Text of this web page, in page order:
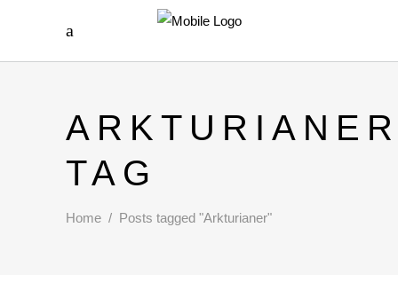
TAG
Home / Posts tagged "Arkturianer"